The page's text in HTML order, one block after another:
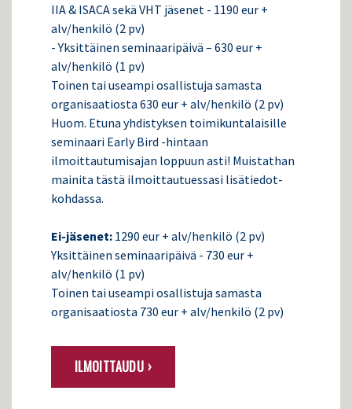
IIA & ISACA sekä VHT jäsenet - 1190 eur +
alv/henkilö (2 pv)
- Yksittäinen seminaaripäivä – 630 eur +
alv/henkilö (1 pv)
Toinen tai useampi osallistuja samasta
organisaatiosta 630 eur + alv/henkilö (2 pv)
Huom. Etuna yhdistyksen toimikuntalaisille
seminaari Early Bird -hintaan
ilmoittautumisajan loppuun asti! Muistathan
mainita tästä ilmoittautuessasi lisätiedot-
kohdassa.
Ei-jäsenet: 1290 eur + alv/henkilö (2 pv)
Yksittäinen seminaaripäivä - 730 eur +
alv/henkilö (1 pv)
Toinen tai useampi osallistuja samasta
organisaatiosta 730 eur + alv/henkilö (2 pv)
ILMOITTAUDU ›